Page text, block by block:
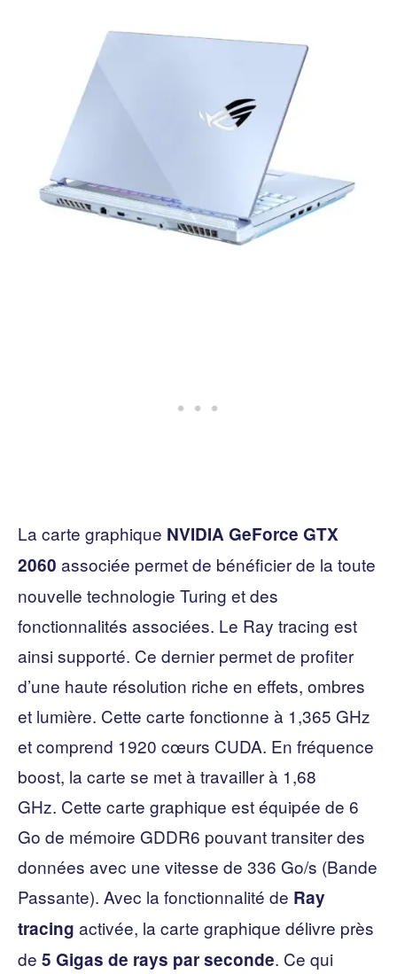
La carte graphique NVIDIA GeForce GTX
2060 associée permet de bénéficier de la toute
nouvelle technologie Turing et des
fonctionnalités associées. Le Ray tracing est
ainsi supporté. Ce dernier permet de profiter
d’une haute résolution riche en effets, ombres
et lumière. Cette carte fonctionne à 1,365 GHz
et comprend 1920 cœurs CUDA. En fréquence
boost, la carte se met à travailler à 1,68
GHz. Cette carte graphique est équipée de 6
Go de mémoire GDDR6 pouvant transiter des
données avec une vitesse de 336 Go/s (Bande
Passante). Avec la fonctionnalité de Ray
tracing activée, la carte graphique délivre près
de 5 Gigas de rays par seconde. Ce qui